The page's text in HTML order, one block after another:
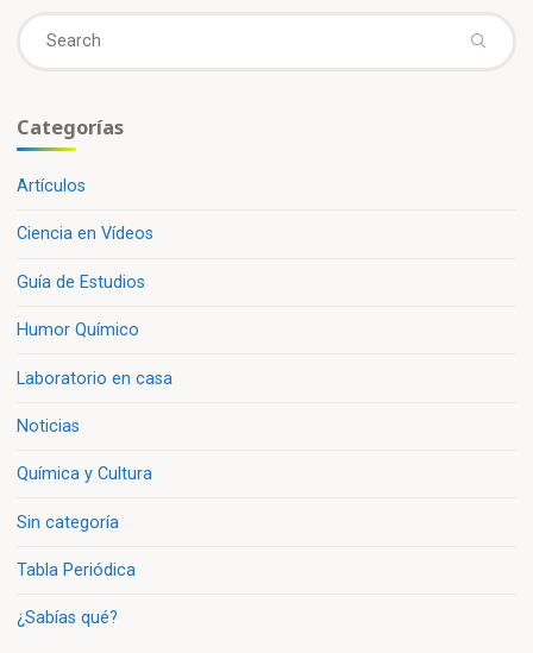
Categorías
Artículos
Ciencia en Vídeos
Guía de Estudios
Humor Químico
Laboratorio en casa
Noticias
Química y Cultura
Sin categoría
Tabla Periódica
¿Sabías qué?